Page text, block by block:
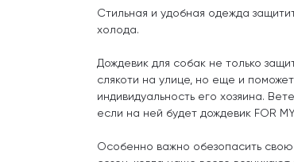
Стильная и удобная одежда
холода.
Дождевик для собак не только
слякоти на улице, но еще и
индивидуальность его хозяина.
если на ней будет дождевик FOR
Особенно важно обезопасить